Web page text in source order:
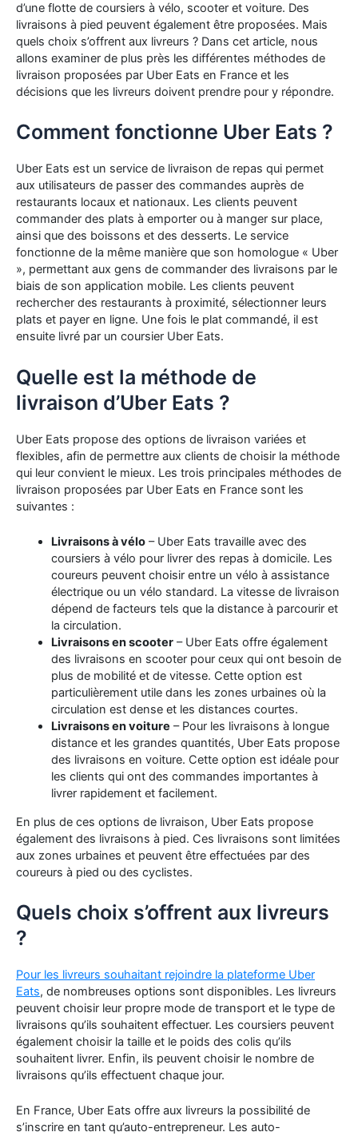
d’une flotte de coursiers à vélo, scooter et voiture. Des
livraisons à pied peuvent également être proposées. Mais
quels choix s’offrent aux livreurs ? Dans cet article, nous
allons examiner de plus près les différentes méthodes de
livraison proposées par Uber Eats en France et les
décisions que les livreurs doivent prendre pour y répondre.
Comment fonctionne Uber Eats ?
Uber Eats est un service de livraison de repas qui permet
aux utilisateurs de passer des commandes auprès de
restaurants locaux et nationaux. Les clients peuvent
commander des plats à emporter ou à manger sur place,
ainsi que des boissons et des desserts. Le service
fonctionne de la même manière que son homologue « Uber
», permettant aux gens de commander des livraisons par le
biais de son application mobile. Les clients peuvent
rechercher des restaurants à proximité, sélectionner leurs
plats et payer en ligne. Une fois le plat commandé, il est
ensuite livré par un coursier Uber Eats.
Quelle est la méthode de
livraison d’Uber Eats ?
Uber Eats propose des options de livraison variées et
flexibles, afin de permettre aux clients de choisir la méthode
qui leur convient le mieux. Les trois principales méthodes de
livraison proposées par Uber Eats en France sont les
suivantes :
Livraisons à vélo– Uber Eats travaille avec des
coursiers à vélo pour livrer des repas à domicile. Les
coureurs peuvent choisir entre un vélo à assistance
électrique ou un vélo standard. La vitesse de livraison
dépend de facteurs tels que la distance à parcourir et
la circulation.
Livraisons en scooter– Uber Eats offre également
des livraisons en scooter pour ceux qui ont besoin de
plus de mobilité et de vitesse. Cette option est
particulièrement utile dans les zones urbaines où la
circulation est dense et les distances courtes.
Livraisons en voiture – Pour les livraisons à longue
distance et les grandes quantités, Uber Eats propose
des livraisons en voiture. Cette option est idéale pour
les clients qui ont des commandes importantes à
livrer rapidement et facilement.
En plus de ces options de livraison, Uber Eats propose
également des livraisons à pied. Ces livraisons sont limitées
aux zones urbaines et peuvent être effectuées par des
coureurs à pied ou des cyclistes.
Quels choix s’offrent aux livreurs
?
Pour les livreurs souhaitant rejoindre la plateforme Uber
Eats, de nombreuses options sont disponibles. Les livreurs
peuvent choisir leur propre mode de transport et le type de
livraisons qu’ils souhaitent effectuer. Les coursiers peuvent
également choisir la taille et le poids des colis qu’ils
souhaitent livrer. Enfin, ils peuvent choisir le nombre de
livraisons qu’ils effectuent chaque jour.
En France, Uber Eats offre aux livreurs la possibilité de
s’inscrire en tant qu’auto-entrepreneur. Les auto-